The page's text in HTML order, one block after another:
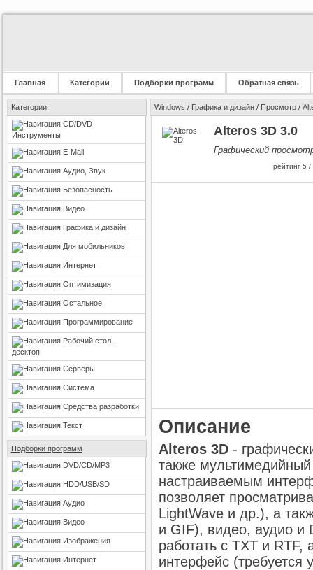
Главная Категории Подборки программ Обратная связь
Категории
CD/DVD
Инструменты
E-Mail
Аудио, Звук
Безопасность
Видео
Графика и дизайн
Для мобильников
Интернет
Оптимизация
Остальное
Программирование
Рабочий стол,
десктоп
Серверы
Система
Средства разработки
Текст
Подборки программ
DVD/CD/MP3
HDD/USB/SD
Аудио
Видео
Изображения
Интернет
Windows / Графика и дизайн/ Просмотр/
Alteros 3D 3.0
Графический
рейтинг 5 /
Описание
Alteros 3D-
также
настраиваемым
позволяет
LightWave и др.), а
и GIF), видео, аудио и
работать с TXT и RTF,
интерфейс (требуется